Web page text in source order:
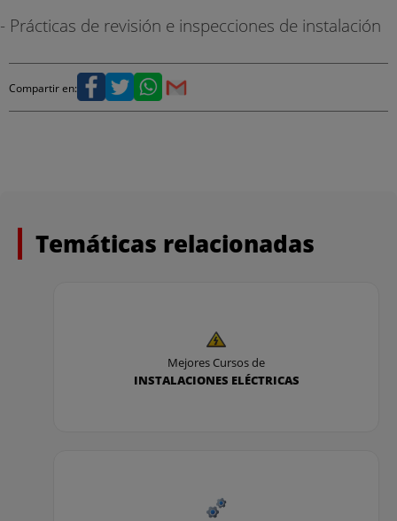
- Prácticas de revisión e inspecciones de instalación
Compartir en:
Temáticas relacionadas
Mejores Cursos de
INSTALACIONES ELÉCTRICAS